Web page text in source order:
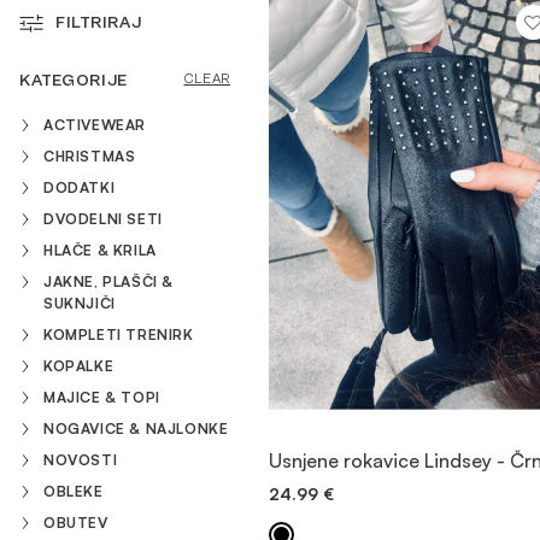
KOMPLETI TRENIRK
OBUTEV
DODATKI
OUTLET
FILTRIRAJ
KATEGORIJE CLEAR
ACTIVEWEAR
CHRISTMAS
DODATKI
DVODELNI SETI
HLAČE & KRILA
JAKNE, PLAŠČI &
SUKNJIČI
KOMPLETI TRENIRK
KOPALKE
MAJICE & TOPI
NOGAVICE & NAJLONKE
NOVOSTI
OBLEKE
OBUTEV
OGLED
Usnjene rokavice Lindsey -
24.99 €